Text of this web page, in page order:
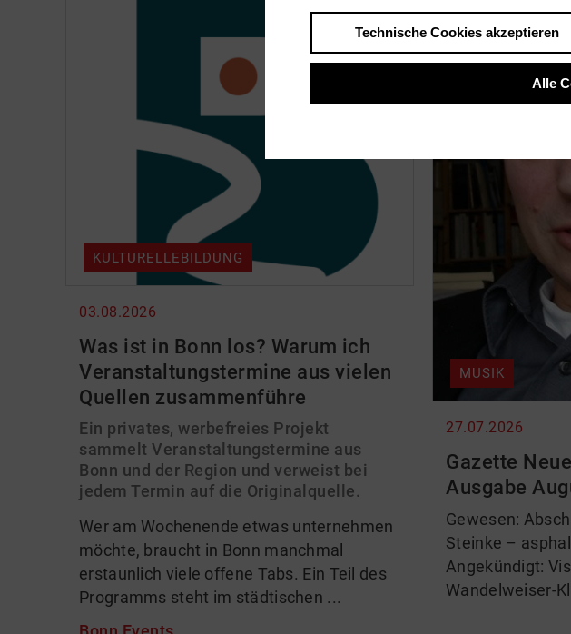
03.08.2026
Was ist in Bonn los? Warum ich
Veranstaltungstermine aus vielen
Quellen zusammenführe
Ein privates, werbefreies Projekt
sammelt Veranstaltungstermine aus
Bonn und der Region und verweist bei
jedem Termin auf die Originalquelle.
Wer am Wochenende etwas unternehmen
möchte, braucht in Bonn manchmal
erstaunlich viele offene Tabs. Ein Teil des
Programms steht im städtischen ...
KULTURELLEBILDUNG
27.07.2026
Gazette
Ausgabe
Gewesen:
Steinke –
Angekündigt:
Wandelweiser-
MUSIK
Technische Cookies akzeptieren
Alle